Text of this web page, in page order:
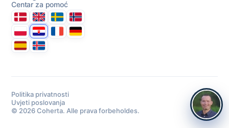
Centar za pomoć
DanmarkUnited Kingdom
SverigeNorge
PolskaHrvatskaFranceDeutschland
EspanaÍsland
Politika privatnosti
Uvjeti poslovanja
© 2026 Coherta. Alle prava forbeholdes.